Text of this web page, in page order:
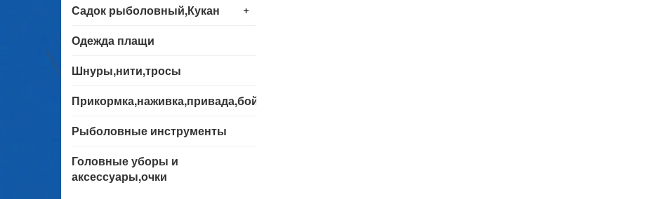
+
Садок рыболовный,Кукан
Одежда плащи
Шнуры,нити,тросы
Прикормка,наживка,привада,бойла
Рыболовные инструменты
Головные уборы и
аксессуары,очки